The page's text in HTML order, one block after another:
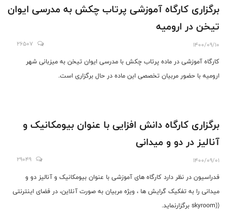
برگزاری کارگاه آموزشی پرتاب چکش به مدرسی ایوان
تیخن در ارومیه
1400/09/10
26507
کارگاه آموزشی در ماده پرتاب چکش با مدرسی ایوان تیخن به میزبانی شهر
ارومیه با حضور مربیان تخصصی این ماده در حال برگزاری است.
برگزاری کارگاه دانش افزایی با عنوان بیومکانیک و
آنالیز در دو و میدانی
1400/09/01
29049
فدراسیون در نظر دارد کارگاه های آموزشی با عنوان بیومکانیک و آنالیز دو و
میدانی را به تفکیک گرایش ها ، ویژه مربیان به صورت آنلاین، در فضای اینترنتی
((skyroom برگزارنماید.